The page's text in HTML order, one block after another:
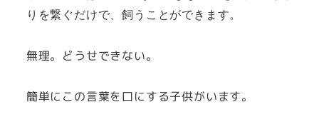
りを繋ぐだけで、飼うことができます。
無理。どうせできない。
簡単にこの言葉を口にする子供がいます。